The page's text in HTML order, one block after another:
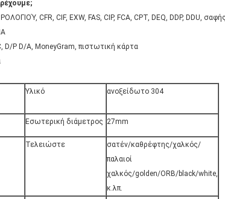
CFR, CIF, EXW, FAS, CIP, FCA, CPT, DEQ, DDP, DDU,
P D/A, MoneyGram, πιστωτική κάρτα
Υλικό ανοξείδωτο 304
Εσωτερική διάμετρος 27mm
Τελειώστε
σατέν/καθρέφτης/χαλκός/
παλαιοί
χαλκός/golden/ORB/black/white,
κ.λπ.